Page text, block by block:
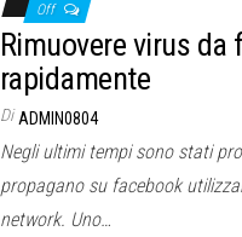
Off
Rimuovere virus da
rapidamente
Di ADMIN0804
Negli ultimi tempi sono stati
propagano su facebook
network. Uno…